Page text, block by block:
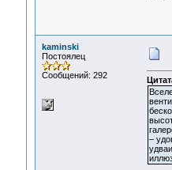
kaminski
Постоялец
Сообщений: 292
–